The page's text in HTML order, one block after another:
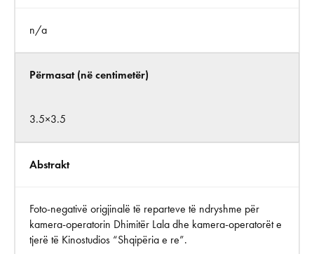
n/a
Përmasat (në centimetër)
3.5×3.5
Abstrakt
Foto-negativë origjinalë të reparteve të ndryshme për
kamera-operatorin Dhimitër Lala dhe kamera-operatorët e
tjerë të Kinostudios “Shqipëria e re”.